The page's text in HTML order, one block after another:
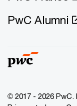
PwC Alumni
© 2017 - 2026